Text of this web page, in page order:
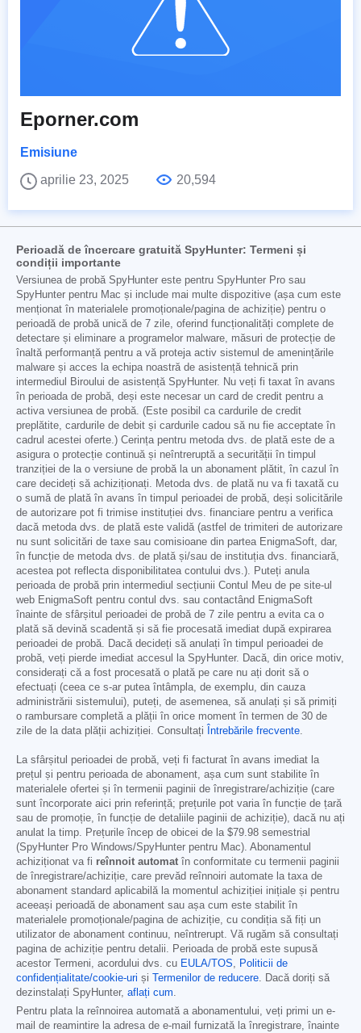
Eporner.com
Emisiune
aprilie 23, 2025
20,594
Perioadă de încercare gratuită SpyHunter: Termeni și
condiții importante
Versiunea de probă SpyHunter este pentru SpyHunter Pro sau
SpyHunter pentru Mac și include mai multe dispozitive (așa cum este
menționat în materialele promoționale/pagina de achiziție) pentru o
perioadă de probă unică de 7 zile, oferind funcționalități complete de
detectare și eliminare a programelor malware, măsuri de protecție de
înaltă performanță pentru a vă proteja activ sistemul de amenințările
malware și acces la echipa noastră de asistență tehnică prin
intermediul Biroului de asistență SpyHunter. Nu veți fi taxat în avans
în perioada de probă, deși este necesar un card de credit pentru a
activa versiunea de probă. (Este posibil ca cardurile de credit
preplătite, cardurile de debit și cardurile cadou să nu fie acceptate în
cadrul acestei oferte.) Cerința pentru metoda dvs. de plată este de a
asigura o protecție continuă și neîntreruptă a securității în timpul
tranziției de la o versiune de probă la un abonament plătit, în cazul în
care decideți să achiziționați. Metoda dvs. de plată nu va fi taxată cu
o sumă de plată în avans în timpul perioadei de probă, deși solicitările
de autorizare pot fi trimise instituției dvs. financiare pentru a verifica
dacă metoda dvs. de plată este validă (astfel de trimiteri de autorizare
nu sunt solicitări de taxe sau comisioane din partea EnigmaSoft, dar,
în funcție de metoda dvs. de plată și/sau de instituția dvs. financiară,
acestea pot reflecta disponibilitatea contului dvs.). Puteți anula
perioada de probă prin intermediul secțiunii Contul Meu de pe site-ul
web EnigmaSoft pentru contul dvs. sau contactând EnigmaSoft
înainte de sfârșitul perioadei de probă de 7 zile pentru a evita ca o
plată să devină scadentă și să fie procesată imediat după expirarea
perioadei de probă. Dacă decideți să anulați în timpul perioadei de
probă, veți pierde imediat accesul la SpyHunter. Dacă, din orice motiv,
considerați că a fost procesată o plată pe care nu ați dorit să o
efectuați (ceea ce s-ar putea întâmpla, de exemplu, din cauza
administrării sistemului), puteți, de asemenea, să anulați și să primiți
o rambursare completă a plății în orice moment în termen de 30 de
zile de la data plății achiziției. Consultați
Întrebările frecvente.
La sfârșitul perioadei de probă, veți fi facturat în avans imediat la
prețul și pentru perioada de abonament, așa cum sunt stabilite în
materialele ofertei și în termenii paginii de înregistrare/achiziție (care
sunt încorporate aici prin referință; prețurile pot varia în funcție de țară
sau de promoție, în funcție de detaliile paginii de achiziție), dacă nu ați
anulat la timp. Prețurile încep de obicei de la $79.98 semestrial
(SpyHunter Pro Windows/SpyHunter pentru Mac). Abonamentul
achiziționat va fi reînnoit automat în conformitate cu termenii paginii
de înregistrare/achiziție, care prevăd reînnoiri automate la taxa de
abonament standard aplicabilă la momentul achiziției inițiale și pentru
aceeași perioadă de abonament sau așa cum este stabilit în
materialele promoționale/pagina de achiziție, cu condiția să fiți un
utilizator de abonament continuu, neîntrerupt. Vă rugăm să consultați
pagina de achiziție pentru detalii. Perioada de probă este supusă
acestor Termeni, acordului dvs. cu EULA/TOS, Politicii de
confidențialitate/cookie-uri și Termenilor de reducere. Dacă doriți să
dezinstalați SpyHunter, aflați cum.
Pentru plata la reînnoirea automată a abonamentului, veți primi un e-
mail de reamintire la adresa de e-mail furnizată la înregistrare, înainte